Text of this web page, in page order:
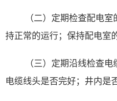
（二）定期检查配电室
持正常的运行；保持配电室
（三）定期沿线检查电
电缆线头是否完好；井内是